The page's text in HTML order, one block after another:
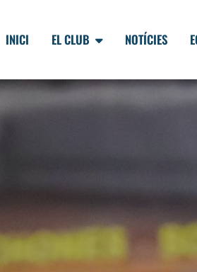
INICI EL CLUB NOTÍCIES